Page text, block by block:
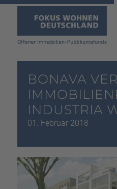
BONAVA
INDUSTRIA
01. Februar 2018